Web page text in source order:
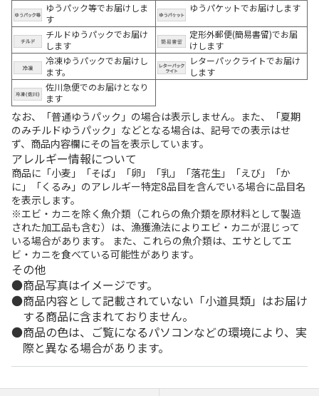
ゆうパック等でお届けしま
す
ゆうパケットでお届けします
チルドゆうパックでお届け
します
定形外郵便(簡易書留)でお届
けします
冷凍ゆうパックでお届けし
ます。
レターパックライトでお届け
します
佐川急便でのお届けとなり
ます
なお、「普通ゆうパック」の場合は表示しません。また、「夏期
のみチルドゆうパック」などとなる場合は、記号での表示はせ
ず、商品内容欄にその旨を表示しています。
アレルギー情報について
商品に「小麦」「そば」「卵」「乳」「落花生」「えび」「か
に」「くるみ」のアレルギー特定8品目を含んでいる場合に品目名
を表示します。
※エビ・カニを除く魚介類（これらの魚介類を原材料として製造
された加工品も含む）は、漁獲漁法によりエビ・カニが混じって
いる場合があります。 また、これらの魚介類は、エサとしてエ
ビ・カニを食べている可能性があります。
その他
商品写真はイメージです。
商品内容として記載されていない「小道具類」はお届け
する商品に含まれておりません。
商品の色は、ご覧になるパソコンなどの環境により、実
際と異なる場合があります。